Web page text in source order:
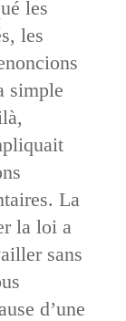
les
les
simple
La
la loi a
sans
d’une